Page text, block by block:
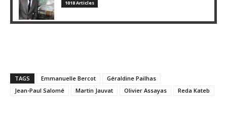
1018 Articles
TAGS Emmanuelle Bercot
Géraldine Pailhas
Jean-Paul Salomé
Martin Jauvat Olivier Assayas Reda Kateb